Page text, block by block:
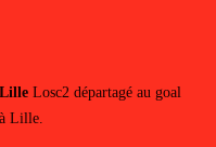
LilleLosc2 départagé au goal
Lille.